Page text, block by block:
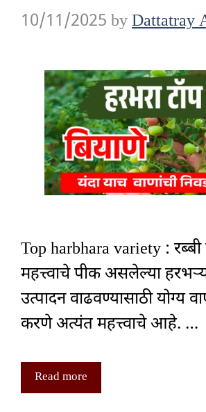
10/11/2025 byDattatray
Top harbhara variety : रब्बी
महत्त्वाचे पीक असलेल्या
उत्पादन वाढवण्यासाठी योग्य
करणे अत्यंत महत्त्वाचे आहे. …
Read more